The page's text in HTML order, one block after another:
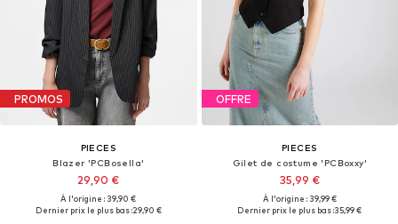
PROMOS
PIECES
Blazer 'PCBosella'
29,90 €
À l'origine : 39,90 €
Dernier prix le plus bas :29,90 €
OFFRE
PIECES
Gilet de costume 'PCBoxxy'
35,99 €
À l'origine : 39,99 €
Dernier prix le plus bas :35,99 €